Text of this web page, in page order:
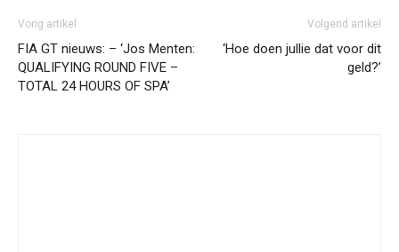
Vorig artikel
FIA GT nieuws: – ‘Jos Menten:
QUALIFYING ROUND FIVE –
TOTAL 24 HOURS OF SPA’
Volgend artikel
‘Hoe doen jullie dat voor dit
geld?’